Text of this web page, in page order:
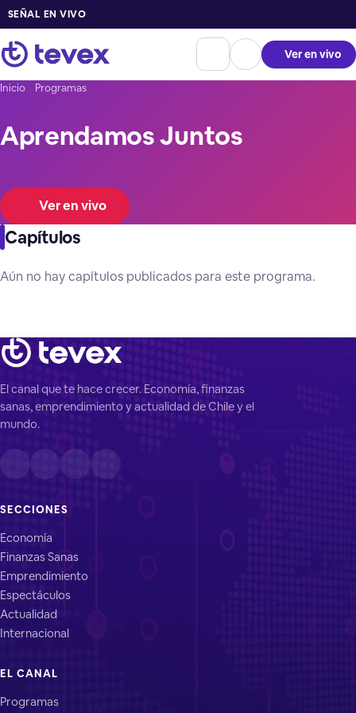
SEÑAL EN VIVO
Ver en vivo
Inicio Programas
Aprendamos Juntos
Ver en vivo
Capítulos
Aún no hay capítulos publicados para este programa.
El canal que te hace crecer. Economía, finanzas
sanas, emprendimiento y actualidad de Chile y el
mundo.
SECCIONES
Economía
Finanzas Sanas
Emprendimiento
Espectáculos
Actualidad
Internacional
EL CANAL
Programas